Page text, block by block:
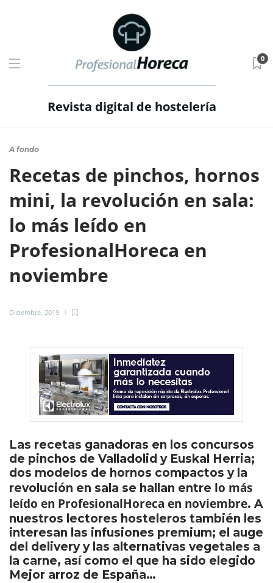
Revista digital de hostelería
0
A fondo
Recetas de pinchos, hornos
mini, la revolución en sala:
lo más leído en
ProfesionalHoreca en
noviembre
Diciembre, 2019
Las recetas ganadoras en los concursos
de pinchos de Valladolid y Euskal Herria;
dos modelos de hornos compactos y la
revolución en sala se hallan entre lo más
leído en ProfesionalHoreca en noviembre. A
nuestros lectores hosteleros también les
interesan las infusiones premium; el auge
del delivery y las alternativas vegetales a
la carne, así como el que ha sido elegido
Mejor arroz de España…